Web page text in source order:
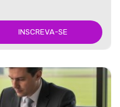
INSCREVA-SE